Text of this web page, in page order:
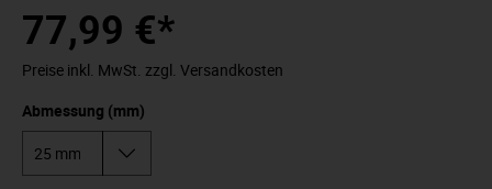
77,99 €*
Preise inkl. MwSt. zzgl. Versandkosten
Abmessung (mm)